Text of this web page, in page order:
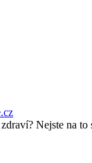
Nejste na to